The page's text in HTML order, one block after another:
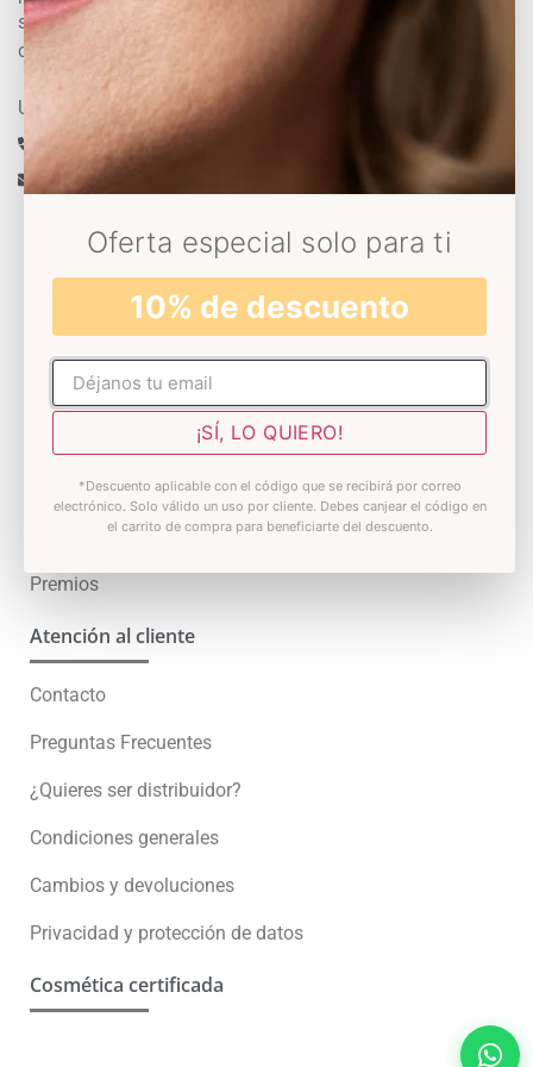
sientan bien consigo mismas para que se
conviertan en su mejor versión
Un experto te asesora
+34 633 430 993
info@decoloresnatur.com
Universo Decolores
Sostenibilidad
Premios
Atención al cliente
Contacto
Preguntas Frecuentes
¿Quieres ser distribuidor?
Condiciones generales
Cambios y devoluciones
Privacidad y protección de datos
Cosmética certificada
Oferta especial solo para ti
10% de descuento
No rellenar
¡SÍ, LO QUIERO!
*Descuento aplicable con el código que se recibirá por correo
electrónico. Solo válido un uso por cliente. Debes canjear el código en
el carrito de compra para beneficiarte del descuento.